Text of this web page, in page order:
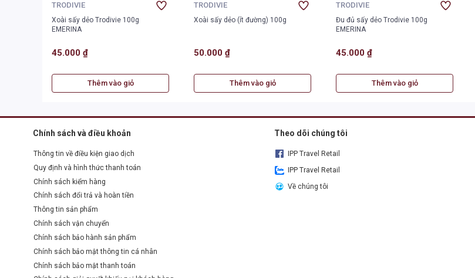
TRODIVIE
Xoài sấy dẻo Trodivie 100g
EMERINA
45.000 ₫
Thêm vào giỏ
TRODIVIE
Xoài sấy dẻo (ít đường) 100g
50.000 ₫
Thêm vào giỏ
TRODIVIE
Đu đủ sấy dẻo Trodivie 100g
EMERINA
45.000 ₫
Thêm vào giỏ
Chính sách và điều khoản
Thông tin về điều kiện giao dịch
Quy định và hình thức thanh toán
Chính sách kiểm hàng
Chính sách đổi trả và hoàn tiền
Thông tin sản phẩm
Chính sách vận chuyển
Chính sách bảo hành sản phẩm
Chính sách bảo mật thông tin cá nhân
Chính sách bảo mật thanh toán
Theo dõi chúng tôi
IPP Travel Retail
IPP Travel Retail
Về chúng tôi